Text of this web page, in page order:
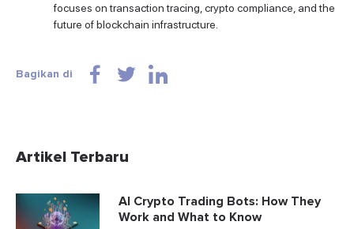
focuses on transaction tracing, crypto compliance, and the
future of blockchain infrastructure.
Bagikan di
Artikel Terbaru
AI Crypto Trading Bots: How They
Work and What to Know